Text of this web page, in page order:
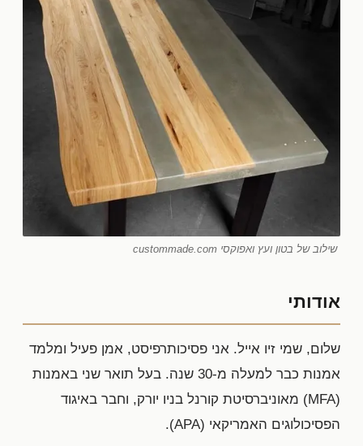
שילוב של בטון ועץ ואפוקסי custommade.com
אודותי
שלום, שמי זיו אייל. אני פסיכותרפיסט, אמן פעיל ומלמד
אמנות כבר למעלה מ-30 שנה. בעל תואר שני באמנות
(MFA) מאוניברסיטת קורנל בניו יורק, וחבר באיגוד
הפסיכולוגים האמריקאי (APA).